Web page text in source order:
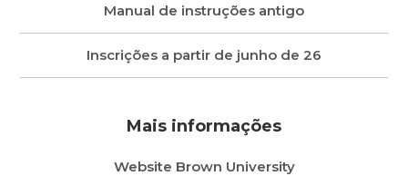
Manual de instruções antigo
Inscrições a partir de junho de 26
Mais informações
Website Brown University